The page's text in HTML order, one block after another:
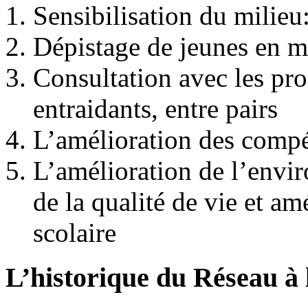
Sensibilisation du
Dépistage de jeunes en
Consultation avec les
entraidants, entre pairs
L’amélioration des
L’amélioration de
de la qualité de vie et
scolaire
L’historique du Réseau